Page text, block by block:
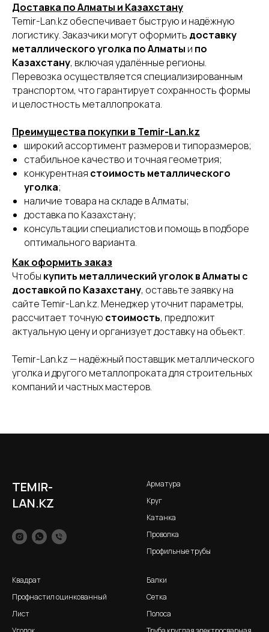
Доставка по Алматы и Казахстану
Temir-Lan.kz обеспечивает быструю и надёжную
логистику. Заказчики могут оформить доставку
металлического уголка по Алматы и по
Казахстану, включая удалённые регионы.
Перевозка осуществляется специализированным
транспортом, что гарантирует сохранность формы
и целостность металлопроката.
Преимущества покупки в Temir-Lan.kz
широкий ассортимент размеров и типоразмеров;
стабильное качество и точная геометрия;
конкурентная стоимость металлического
уголка;
наличие товара на складе в Алматы;
доставка по Казахстану;
консультации специалистов и помощь в подборе
оптимального варианта.
Как оформить заказ
Чтобы купить металлический уголок в Алматы с
доставкой по Казахстану, оставьте заявку на
сайте Temir-Lan.kz. Менеджер уточнит параметры,
рассчитает точную стоимость, предложит
актуальную цену и организует доставку на объект.
Temir-Lan.kz — надёжный поставщик металлического
уголка и другого металлопроката для строительных
компаний и частных мастеров.
TEMIR-
LAN.KZ
Арматура
Круг
Катанка
Проволка
Профильные трубы
Квадрат
Профнастил оцинкованный
Лист
Балки
Сетка
Полоса